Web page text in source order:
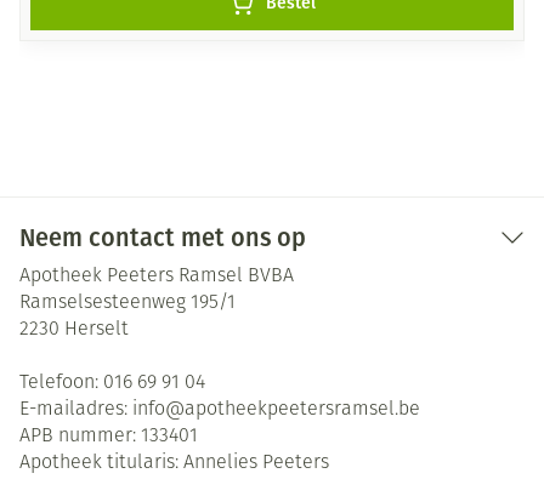
Neem contact met ons op
Apotheek Peeters Ramsel BVBA
Ramselsesteenweg 195/1
2230 Herselt
Telefoon: 016 69 91 04
E-mailadres: info@apotheekpeetersramsel.be
APB nummer: 133401
Apotheek titularis: Annelies Peeters